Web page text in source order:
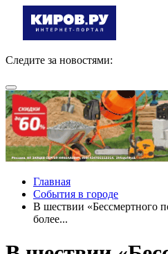
Следите за новостями:
Главная
События в городе
В шествии «Бессмертного
более...